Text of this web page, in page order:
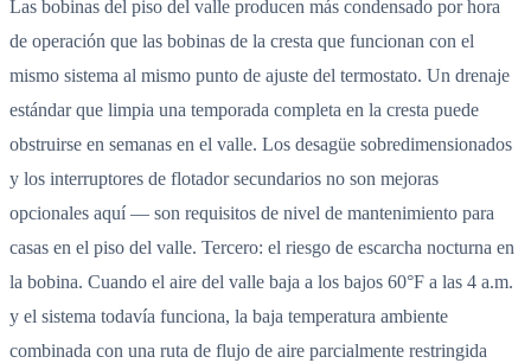
Las bobinas del piso del valle producen más condensado por hora
de operación que las bobinas de la cresta que funcionan con el
mismo sistema al mismo punto de ajuste del termostato. Un drenaje
estándar que limpia una temporada completa en la cresta puede
obstruirse en semanas en el valle. Los desagüe sobredimensionados
y los interruptores de flotador secundarios no son mejoras
opcionales aquí — son requisitos de nivel de mantenimiento para
casas en el piso del valle. Tercero: el riesgo de escarcha nocturna en
la bobina. Cuando el aire del valle baja a los bajos 60°F a las 4 a.m.
y el sistema todavía funciona, la baja temperatura ambiente
combinada con una ruta de flujo de aire parcialmente restringida